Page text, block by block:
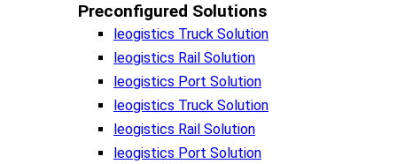
Preconfigured Solutions
leogistics Truck Solution
leogistics Rail Solution
leogistics Port Solution
leogistics Truck Solution
leogistics Rail Solution
leogistics Port Solution